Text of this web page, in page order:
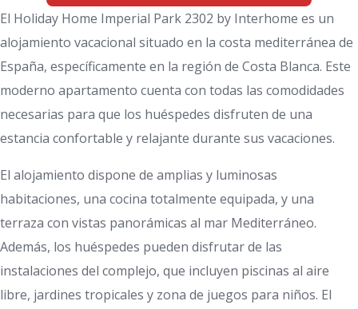
El Holiday Home Imperial Park 2302 by Interhome es un
alojamiento vacacional situado en la costa mediterránea de
España, específicamente en la región de Costa Blanca. Este
moderno apartamento cuenta con todas las comodidades
necesarias para que los huéspedes disfruten de una
estancia confortable y relajante durante sus vacaciones.
El alojamiento dispone de amplias y luminosas
habitaciones, una cocina totalmente equipada, y una
terraza con vistas panorámicas al mar Mediterráneo.
Además, los huéspedes pueden disfrutar de las
instalaciones del complejo, que incluyen piscinas al aire
libre, jardines tropicales y zona de juegos para niños. El